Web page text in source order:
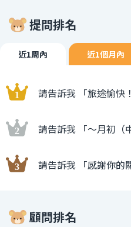
提問排名
近1周內 近1個月內
請告訴我 「旅途愉快
請告訴我 「〜月初（
請告訴我 「感謝你的
顧問排名